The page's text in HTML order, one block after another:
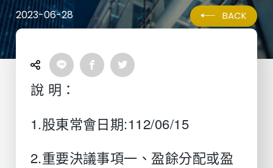
2023-06-28 BACK
說 明：
1.股東常會日期:112/06/15
2.重要決議事項一、盈餘分配或盈